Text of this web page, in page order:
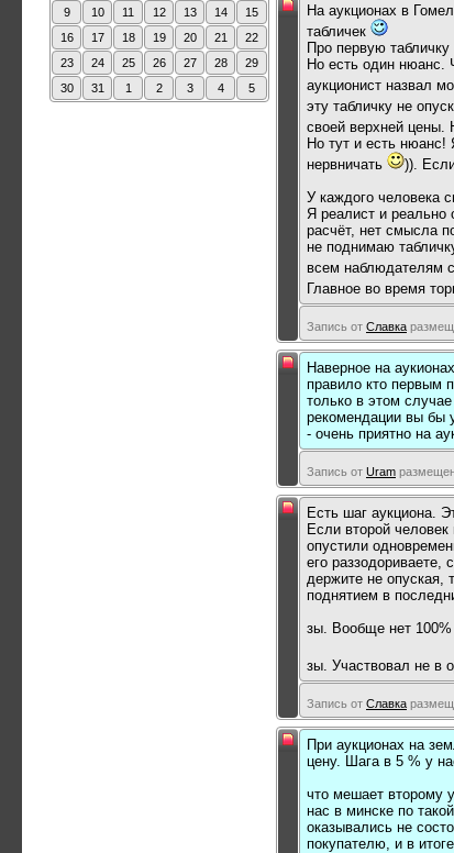
На аукционах в
табличек
Про первую
Но есть один нюанс.
аукционист назвал
эту табличку не
своей верхней цены.
Но тут и есть нюанс!
нервничать
)).
У каждого человека
Я реалист и реально
расчёт, нет смысла
не поднимаю
всем наблюдателям
Главное во время
Запись от Славка
Наверное на
правило кто первым
только в этом
рекомендации вы бы
- очень приятно на
Запись от Uram
Есть шаг аукциона.
Если второй
опустили
его
держите не опуская,
поднятием в
зы. Вообще нет 100%
зы. Участвовал не в
Запись от Славка
При аукционах на
цену. Шага в 5 % у
что мешает второму
нас в минске по
оказывались не
покупателю, и в
9
10 11 12 13 14
15
16
17 18 19 20 21
22
23
24 25 26 27 28
29
30
31 1 2 3 4 5